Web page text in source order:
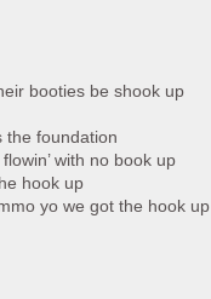
booties be shook up
the foundation
with no book up
hook up
yo we got the hook up